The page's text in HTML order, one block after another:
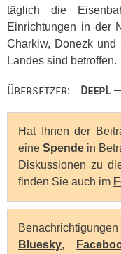
täglich die
Einrichtungen in der
Charkiw, Donezk
Landes sind betroffen.
Übersetzer: DeepL—
Hat Ihnen der
eine Spende in
Diskussionen zu
finden Sie auch im
Bluesky,